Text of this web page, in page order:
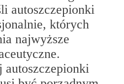
autoszczepionki
których
najwyższe
autoszczepionki